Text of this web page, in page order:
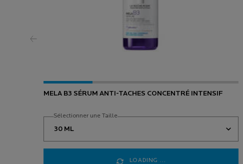
MELA B3 SÉRUM ANTI-TACHES CONCENTRÉ INTENSIF
Sélectionner une Taille
LOADING ...